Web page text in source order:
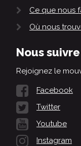
Ce que nous
Où nous
Nous suivre
Rejoignez le
Facebook
Twitter
Youtube
Instagram